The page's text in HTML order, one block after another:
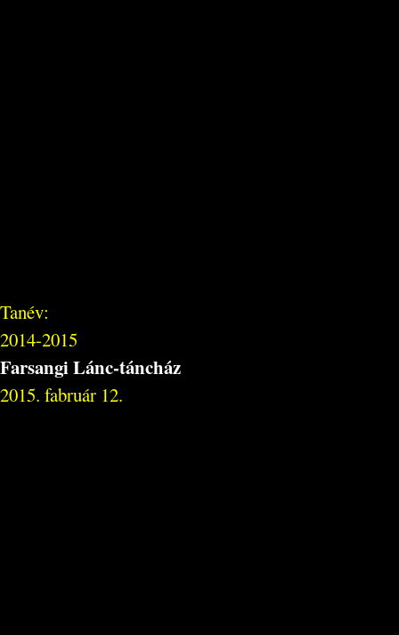
Tanév:
2014-2015
Farsangi Lánc-táncház
2015. fabruár 12.